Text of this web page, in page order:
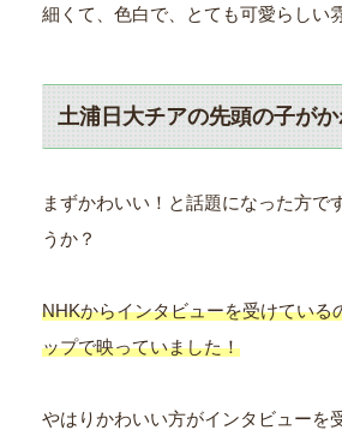
細くて、色白で、とても可愛らしい
土浦日大チアの先頭の子がか
まずかわいい！と話題になった方で
うか？
NHKからインタビューを受けている
ップで映っていました！
やはりかわいい方がインタビューを